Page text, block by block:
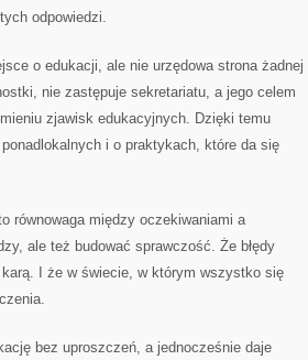
odpowiedzi.
o edukacji, ale nie urzędowa strona żadnej
nie zastępuje sekretariatu, a jego celem
zjawisk edukacyjnych. Dzięki temu
i o praktykach, które da się
równowaga między oczekiwaniami a
ale też budować sprawczość. Że błędy
I że w świecie, w którym wszystko się
bez uproszczeń, a jednocześnie daje